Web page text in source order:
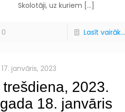
Skolotāji, uz kuriem […]
0 Lasīt vairāk...
17. janvāris, 2023
trešdiena, 2023.
gada 18. janvāris